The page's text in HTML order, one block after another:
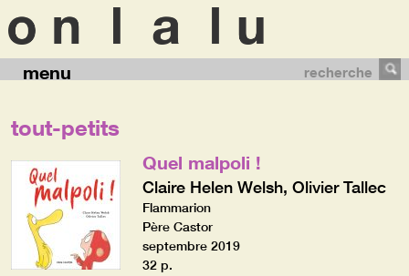
menu recherche
tout-petits
Quel malpoli !
Claire Helen Welsh, Olivier Tallec
Flammarion
Père Castor
septembre 2019
32 p.